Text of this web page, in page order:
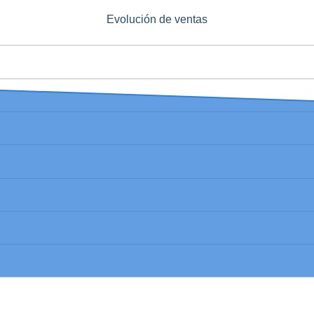
Evolución de ventas